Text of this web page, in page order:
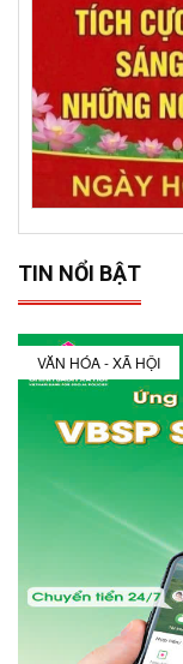
TIN NỔI BẬT
VĂN HÓA - XÃ HỘI